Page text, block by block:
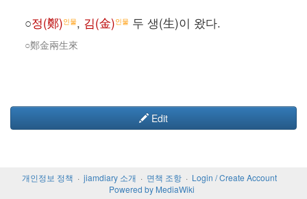
○정(鄭)인물, 김(金)인물 두 생(生)이 왔다.
○鄭金兩生來
Edit
개인정보 정책 jiamdiary 소개 면책 조항
Login / Create Account
Powered by MediaWiki